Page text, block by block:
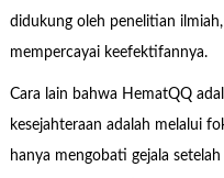
didukung oleh penelitian
mempercayai keefektifannya.
Cara lain bahwa HematQQ
kesejahteraan adalah melalui
hanya mengobati gejala